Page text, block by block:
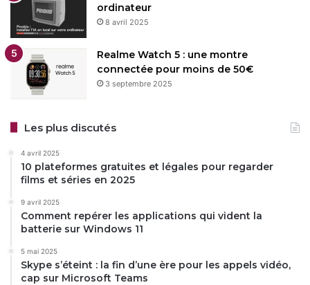
ordinateur
8 avril 2025
Realme Watch 5 : une montre
connectée pour moins de 50€
3 septembre 2025
Les plus discutés
4 avril 2025
10 plateformes gratuites et légales pour regarder
films et séries en 2025
9 avril 2025
Comment repérer les applications qui vident la
batterie sur Windows 11
5 mai 2025
Skype s’éteint : la fin d’une ère pour les appels vidéo,
cap sur Microsoft Teams